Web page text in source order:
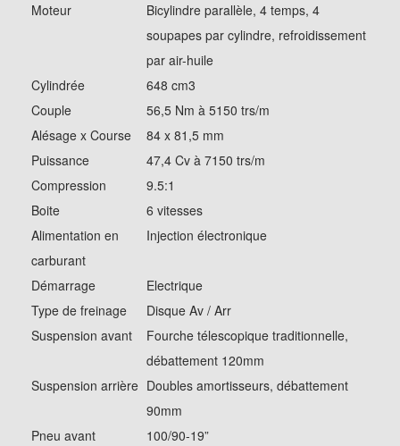
Moteur
Bicylindre parallèle, 4 temps, 4
soupapes par cylindre, refroidissement
par air-huile
Cylindrée
648 cm3
Couple
56,5 Nm à 5150 trs/m
Alésage x Course
84 x 81,5 mm
Puissance
47,4 Cv à 7150 trs/m
Compression
9.5:1
Boite
6 vitesses
Alimentation en
carburant
Injection électronique
Démarrage
Electrique
Type de freinage
Disque Av / Arr
Suspension avant
Fourche télescopique traditionnelle,
débattement 120mm
Suspension arrière Doubles amortisseurs, débattement
90mm
Pneu avant
100/90-19”